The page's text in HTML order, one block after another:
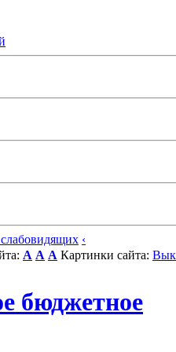
‹
A A A Картинки сайта:
бюджетное